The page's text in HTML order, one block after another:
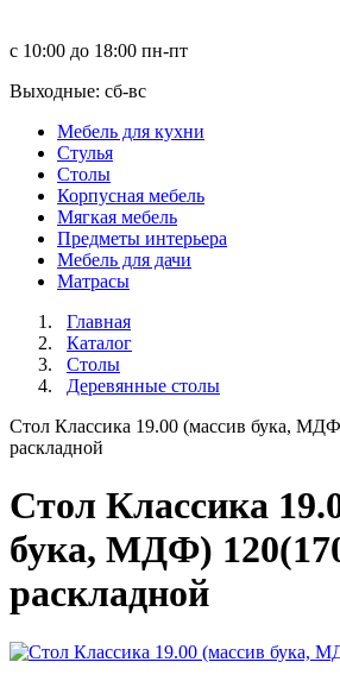
с 10:00 до 18:00 пн-пт
Выходные: сб-вc
Мебель для кухни
Стулья
Столы
Корпусная мебель
Мягкая мебель
Предметы интерьера
Мебель для дачи
Матраcы
Главная
Каталог
Столы
Деревянные столы
Стол Классика 19.00 (массив бука,
раскладной
Стол Классика
бука, МДФ)
раскладной